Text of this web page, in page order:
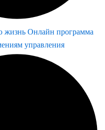
жизнь Онлайн программа
управления